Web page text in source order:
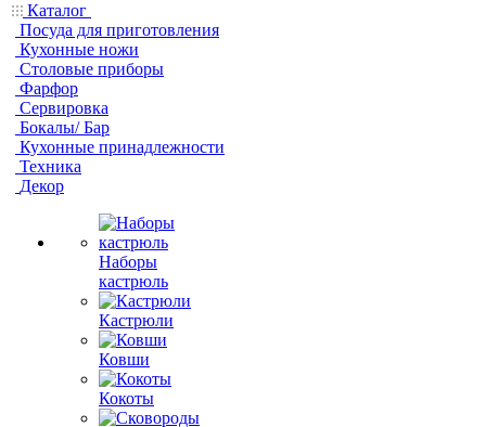
Каталог
Посуда для приготовления
Кухонные ножи
Столовые приборы
Фарфор
Сервировка
Бокалы/ Бар
Кухонные принадлежности
Техника
Декор
Наборы
кастрюль
Кастрюли
Ковши
Кокоты